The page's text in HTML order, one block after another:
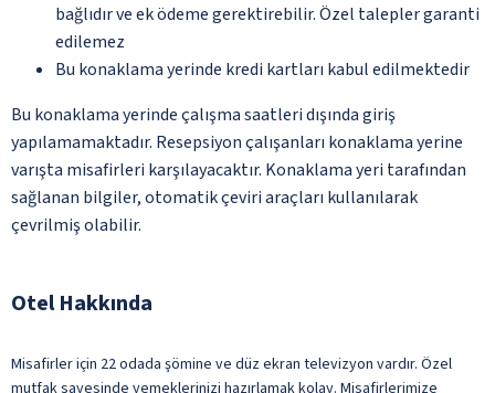
bağlıdır ve ek ödeme gerektirebilir. Özel talepler garanti
edilemez
Bu konaklama yerinde kredi kartları kabul edilmektedir
Bu konaklama yerinde çalışma saatleri dışında giriş
yapılamamaktadır. Resepsiyon çalışanları konaklama yerine
varışta misafirleri karşılayacaktır. Konaklama yeri tarafından
sağlanan bilgiler, otomatik çeviri araçları kullanılarak
çevrilmiş olabilir.
Otel Hakkında
Misafirler için 22 odada şömine ve düz ekran televizyon vardır. Özel
mutfak sayesinde yemeklerinizi hazırlamak kolay. Misafirlerimize